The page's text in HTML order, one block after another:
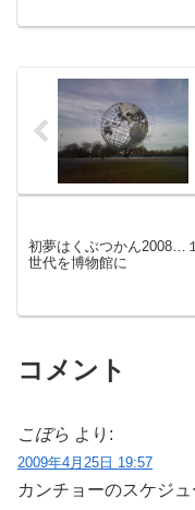
初夢はくぶつかん2008…
世代を博物館に
コメント
こぼら より:
2009年4月25日 19:57
カンチョーのスケジ